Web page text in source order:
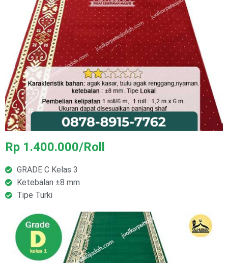
Rp 1.400.000/Roll
GRADE C Kelas 3
Ketebalan ±8 mm
Tipe Turki